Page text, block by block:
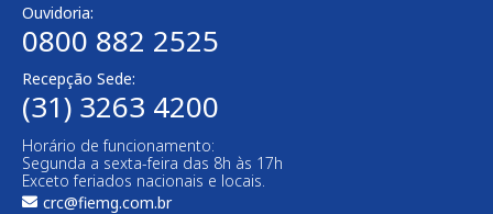
Ouvidoria:
0800 882 2525
Recepção Sede:
(31) 3263 4200
Horário de funcionamento:
Segunda a sexta-feira das 8h às 17h
Exceto feriados nacionais e locais.
crc@fiemg.com.br